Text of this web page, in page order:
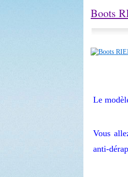
Boots
Le
Vous
anti-